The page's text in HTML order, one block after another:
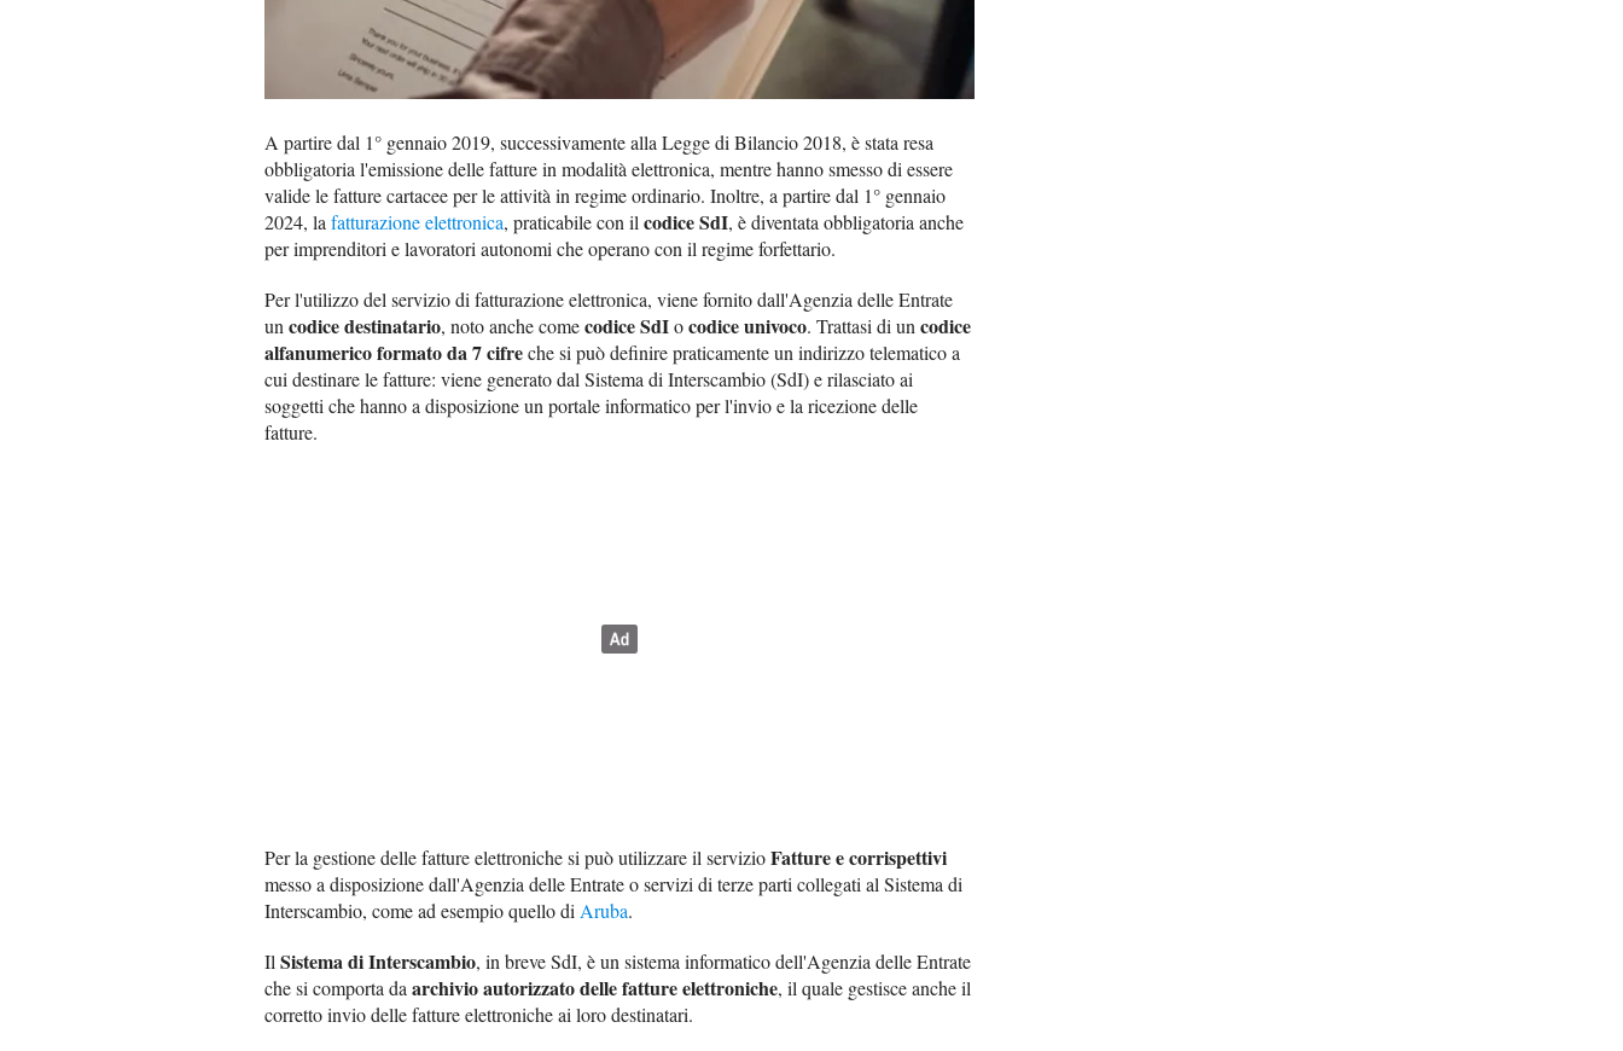
A partire dal 1° gennaio 2019, successivamente alla Legge di Bilancio 2018, è stata resa
obbligatoria l'emissione delle fatture in modalità elettronica, mentre hanno smesso di essere
valide le fatture cartacee per le attività in regime ordinario. Inoltre, a partire dal 1° gennaio
2024, lafatturazione elettronica, praticabile con ilcodice SdI, è diventata obbligatoria anche
per imprenditori e lavoratori autonomi che operano con il regime forfettario.
Per l'utilizzo del servizio di fatturazione elettronica, viene fornito dall'Agenzia delle Entrate
uncodice destinatario, noto anche comecodice SdIocodice univoco. Trattasi di uncodice
alfanumerico formato da 7 cifreche si può definire praticamente un indirizzo telematico a
cui destinare le fatture: viene generato dal Sistema di Interscambio (SdI) e rilasciato ai
soggetti che hanno a disposizione un portale informatico per l'invio e la ricezione delle
fatture.
Per la gestione delle fatture elettroniche si può utilizzare il servizioFatture e corrispettivi
messo a disposizione dall'Agenzia delle Entrate o servizi di terze parti collegati al Sistema di
Interscambio, come ad esempio quello diAruba.
IlSistema di Interscambio, in breve SdI, è un sistema informatico dell'Agenzia delle Entrate
che si comporta daarchivio autorizzato delle fatture elettroniche, il quale gestisce anche il
corretto invio delle fatture elettroniche ai loro destinatari.